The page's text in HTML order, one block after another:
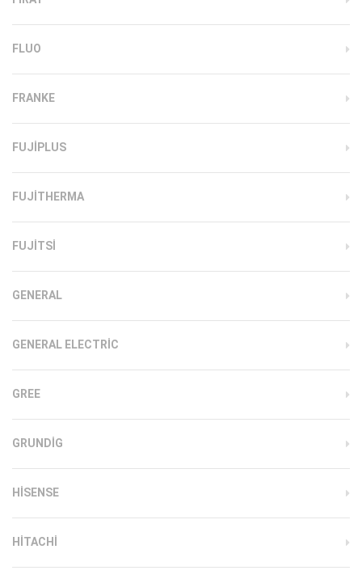
FLUO
FRANKE
FUJIPLUS
FUJITHERMA
FUJITSI
GENERAL
GENERAL ELECTRIC
GREE
GRUNDIG
HISENSE
HITACHI